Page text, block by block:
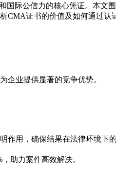
际公信力的核心凭证。本文
证书的价值及如何通过认
企业提供显著的竞争优势。
作用，确保结果在法律环境下
助力案件高效解决。